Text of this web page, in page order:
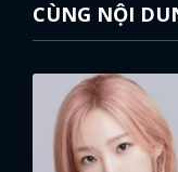
CÙNG NỘI